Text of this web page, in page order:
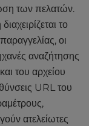
των πελατών.
το
οι
αναζήτησης
του αρχείου
URL του
ατελείωτες